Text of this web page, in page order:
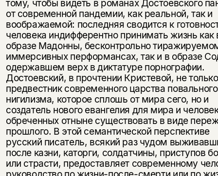
тому, чтобы видеть в романах Достоевского
от современной пандемии, как реальной, так и
воображаемой: последняя сводится к
человека индифферентно принимать жизнь как
образе Мадонны, бесконтрольно
иммерсивных перформансах, так и в образе
одержавшем верх в диктатуре порнографии.
Достоевский, в прочтении Кристевой, не только
предвестник современного царства повального
нигилизма, которое сплошь от мира сего, но и
создатель нового евангелия для мира и
обреченных отныне существовать в виде
прошлого. В этой семантической перспективе
русский писатель, всякий раз чудом
после казни, каторги, солдатчины, приступов
или страсти, предоставляет современному